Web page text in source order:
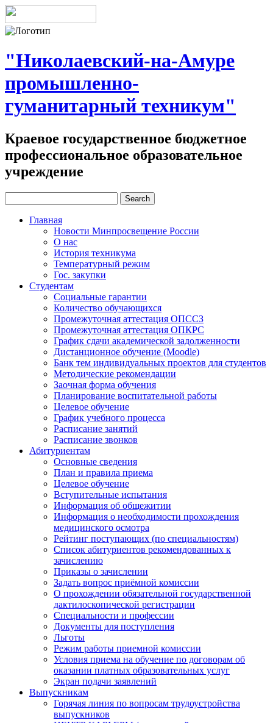
"Николаевский-на-Амуре
промышленно-
гуманитарный техникум"
Краевое государственное бюджетное
профессиональное образовательное
учреждение
Главная
Новости Минпросвещение России
О нас
История техникума
Температурный режим
Гос. закупки
Студентам
Социальные гарантии
Количество обучающихся
Промежуточная аттестация ОПССЗ
Промежуточная аттестация ОПКРС
График сдачи академической задолженности
Дистанционное обучение (Moodle)
Банк тем индивидуальных проектов для студентов
Методические рекомендации
Заочная форма обучения
Планирование воспитательной работы
Целевое обучение
График учебного процесса
Расписание занятий
Расписание звонков
Абитуриентам
Основные сведения
План и правила приема
Целевое обучение
Вступительные испытания
Информация об общежитии
Информация о необходимости прохождения
медицинского осмотра
Рейтинг поступающих (по специальностям)
Список абитуриентов рекомендованных к
зачислению
Приказы о зачислении
Задать вопрос приёмной комиссии
О прохождении обязательной государственной
дактилоскопической регистрации
Специальности и профессии
Документы для поступления
Льготы
Режим работы приемной комиссии
Условия приема на обучение по договорам об
оказании платных образовательных услуг
Экран подачи заявлений
Выпускникам
Горячая линия по вопросам трудоустройства
выпускников